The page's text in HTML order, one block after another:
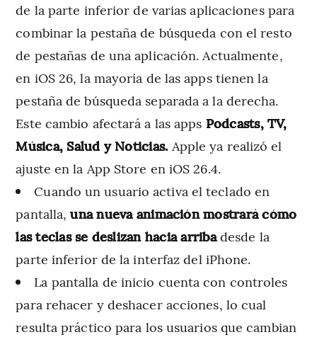
de la parte inferior de varias aplicaciones para
combinar la pestaña de búsqueda con el resto
de pestañas de una aplicación. Actualmente,
en iOS 26, la mayoría de las apps tienen la
pestaña de búsqueda separada a la derecha.
Este cambio afectará a las apps Podcasts, TV,
Música, Salud y Noticias. Apple ya realizó el
ajuste en la App Store en iOS 26.4.
Cuando un usuario activa el teclado en
pantalla,una nueva animación mostrará cómo
las teclas se deslizan hacia arribadesde la
parte inferior de la interfaz del iPhone.
La pantalla de inicio cuenta con controles
para rehacer y deshacer acciones, lo cual
resulta práctico para los usuarios que cambian